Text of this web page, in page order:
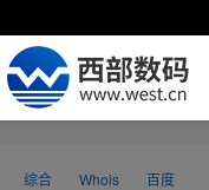
综合 Whois 百度